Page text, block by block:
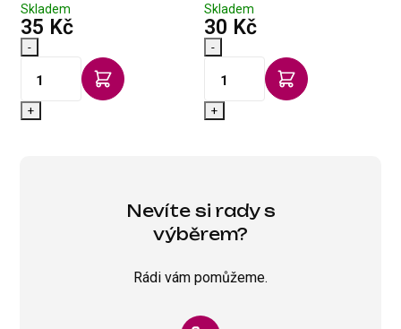
Skladem
35 Kčs DPH
-
+
Skladem
30 Kčs DPH
-
+
Nevíte si rady s
výběrem?
Rádi vám pomůžeme.